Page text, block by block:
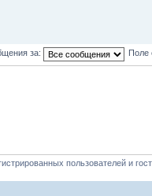
за: Поле
пользователей и